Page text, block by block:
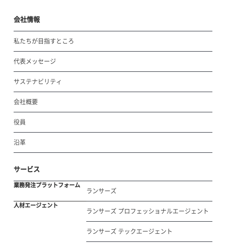
会社情報
私たちが目指すところ
代表メッセージ
サステナビリティ
会社概要
役員
沿革
サービス
業務発注プラットフォーム
ランサーズ
人材エージェント
ランサーズ プロフェッショナルエージェント
ランサーズ テックエージェント